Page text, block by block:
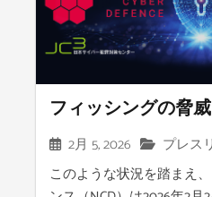
フィッシングの脅
2月 5, 2026
プレス
このような状況を踏まえ